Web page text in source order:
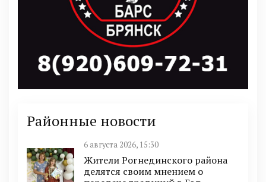
Районные новости
6 августа 2026, 15:30
Жители Рогнединского района
делятся своим мнением о